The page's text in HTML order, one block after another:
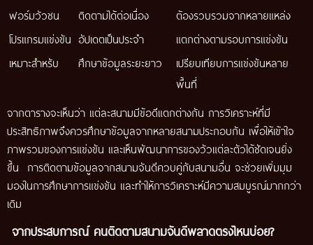
ฟอร์มวัวชน ติดตามได้ต่อเนื่อง
ต้องรวบรวมจากหลายแหล่ง
โปรแกรมแข่งขัน อัปเดตเป็นประจำ
แตกต่างตามรอบการแข่งขัน
เหมาะสำหรับ
ศึกษาข้อมูลระยะยาว
เปรียบเทียบการแข่งขันหลาย
พื้นที่
จากตารางจะเห็นว่า แต่ละสนามมีข้อดีแตกต่างกัน การวิเคราะห์ที่มี
ประสิทธิภาพจึงควรศึกษาข้อมูลจากหลายสนามประกอบกัน เพื่อให้เข้าใจ
ภาพรวมของการแข่งขัน และเห็นพัฒนาการของวัวแต่ละตัวได้ชัดเจนยิ่ง
ขึ้น การติดตามข้อมูลจากสนามจันดีควบคู่กับสนามอื่น จะช่วยเพิ่มมุม
มองในการศึกษาการแข่งขัน และทำให้การวิเคราะห์มีความสมบูรณ์มากกว่า
เดิม
จากประสบการณ์ คนติดตามสนามจันดีพลาดตรงไหนบ่อย?